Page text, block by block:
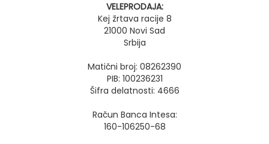
VELEPRODAJA:
Kej žrtava racije 8
21000 Novi Sad
Srbija
Matični broj: 08262390
PIB: 100236231
Šifra delatnosti: 4666
Račun Banca Intesa:
160-106250-68